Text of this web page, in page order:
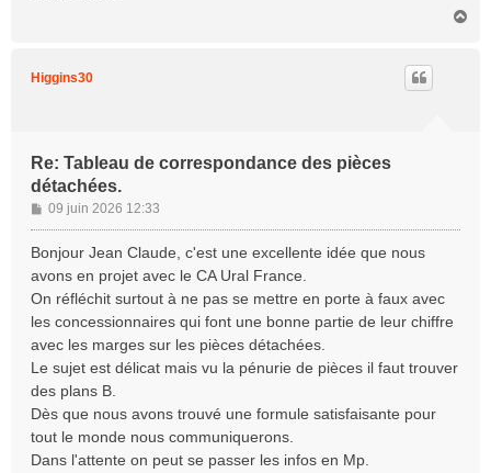
Higgins30
Re: Tableau de correspondance des pièces
détachées.
M
e
s
g
e
09 juin 2026 12:33
Bonjour Jean Claude, c'est une excellente idée que nous
avons en projet avec le CA Ural France.
On réfléchit surtout à ne pas se mettre en porte à faux avec
les concessionnaires qui font une bonne partie de leur chiffre
avec les marges sur les pièces détachées.
Le sujet est délicat mais vu la pénurie de pièces il faut trouver
des plans B.
Dès que nous avons trouvé une formule satisfaisante pour
tout le monde nous communiquerons.
Dans l'attente on peut se passer les infos en Mp.